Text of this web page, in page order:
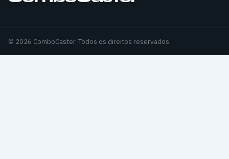
© 2026 ComboCaster. Todos os direitos reservados.